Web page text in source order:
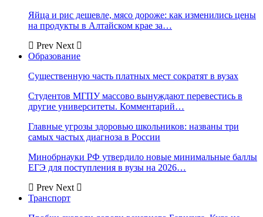
Яйца и рис дешевле, мясо дороже: как изменились цены
на продукты в Алтайском крае за…
Prev Next
Образование
Существенную часть платных мест сократят в вузах
Студентов МГПУ массово вынуждают перевестись в
другие университеты. Комментарий…
Главные угрозы здоровью школьников: названы три
самых частых диагноза в России
Минобрнауки РФ утвердило новые минимальные баллы
ЕГЭ для поступления в вузы на 2026…
Prev Next
Транспорт